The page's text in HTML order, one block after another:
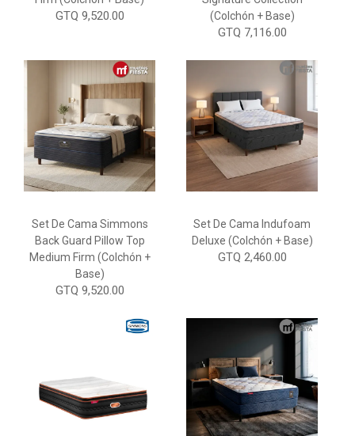
GTQ 9,520.00
(Colchón + Base)
GTQ 7,116.00
Set De Cama Simmons
Back Guard Pillow Top
Medium Firm (Colchón +
Base)
GTQ 9,520.00
Set De Cama Indufoam
Deluxe (Colchón + Base)
GTQ 2,460.00